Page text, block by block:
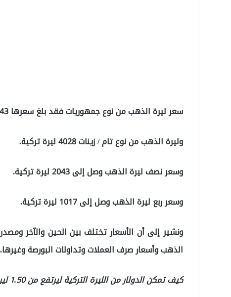
سعر ليرة الذهب من نوع جمهوريات فقد بلغ سعرها 4143 ليرة تركية.
وليرة الذهب من نوع تام / زينات 4028 ليرة تركية.
وسعر نصف ليرة الذهب وصل إلى 2043 ليرة تركية.
وسعر ربع ليرة الذهب وصل إلى 1017 ليرة تركية.
ونشير إلى أن الأسعار تختلف بين الحين والآخر
الذهب وأسعار صرف العملات وتداولات البورصة وغيرها.
كيف تمكن الدولار من الليرة التركية ليرتفع من 1.50 ليرة تركية إلى 10 ليرة تركية